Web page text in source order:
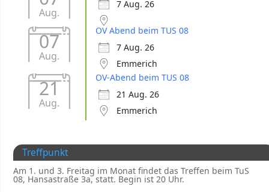
Aug.
7 Aug. 26
07
Aug.
OV Abend beim TUS 08
7 Aug. 26
Emmerich
21
Aug.
OV-Abend beim TUS 08
21 Aug. 26
Emmerich
Treffpunkt
Am 1. und 3. Freitag im Monat findet das Treffen beim TuS
08, Hansastraße 3a, statt. Begin ist 20 Uhr.